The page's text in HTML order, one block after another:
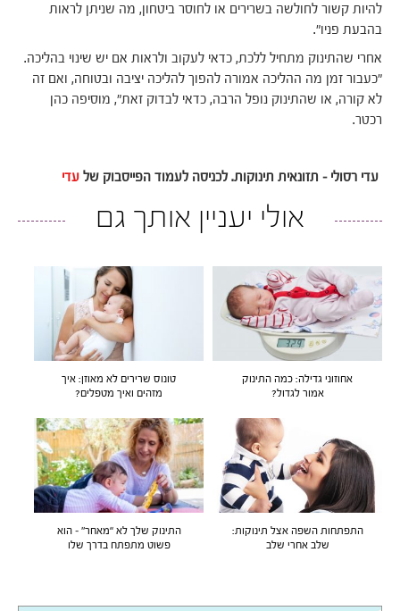
להיות קשור לחולשה בשרירים או לחוסר ביטחון, מה שניתן לראות
בהבעת פניו".
אחרי שהתינוק מתחיל ללכת, כדאי לעקוב ולראות אם יש שינוי בהליכה.
"כעבור זמן מה ההליכה אמורה להפוך להליכה יציבה ובטוחה, ואם זה
לא קורה, או שהתינוק נופל הרבה, כדאי לבדוק זאת", מוסיפה כהן
רכטר.
עדי רסולי – תזונאית תינוקות. לכניסה לעמוד הפייסבוק של עדי
אולי יעניין אותך גם
אחוזוני גדילה: כמה התינוק
אמור לגדול?
טונוס שרירים לא מאוזן: איך
מזהים ואיך מטפלים?
התפתחות השפה אצל תינוקות:
שלב אחרי שלב
התינוק שלך לא “מאחר” – הוא
פשוט מתפתח בדרך שלו